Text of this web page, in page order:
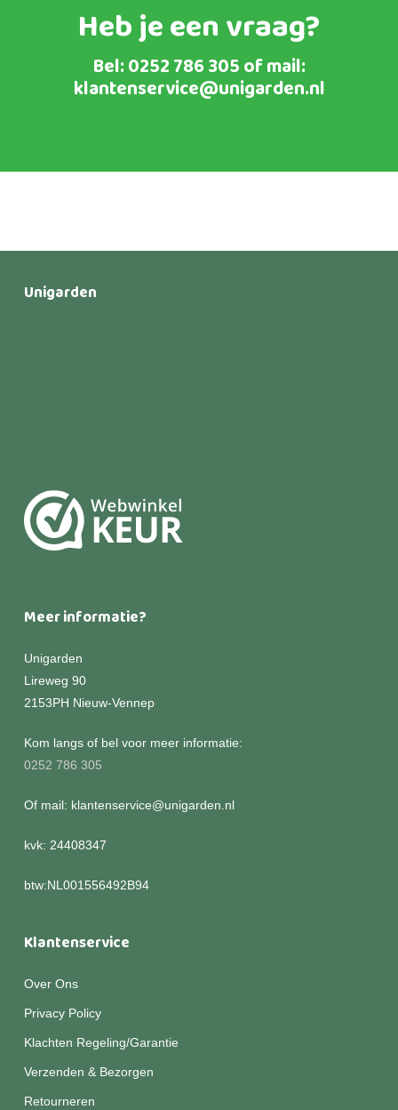
Heb je een vraag?
Bel:0252 786 305of mail:
klantenservice@unigarden.nl
Unigarden
Meer informatie?
Unigarden
Lireweg 90
2153PH Nieuw-Vennep
Kom langs of bel voor meer informatie:
0252 786 305
Of mail: klantenservice@unigarden.nl
kvk: 24408347
btw:NL001556492B94
Klantenservice
Over Ons
Privacy Policy
Klachten Regeling/Garantie
Verzenden & Bezorgen
Retourneren